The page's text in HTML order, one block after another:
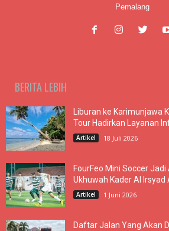
Pemalang
BERITA LEBIH
Liburan ke Karimunjawa
Tour Hadirkan Layanan
Artikel 18 Juli 2026
FourFeo Mini Soccer
Ukhuwah Kader Al Irsyad
Artikel 1 Juni 2026
Daftar Jalan Yang Akan